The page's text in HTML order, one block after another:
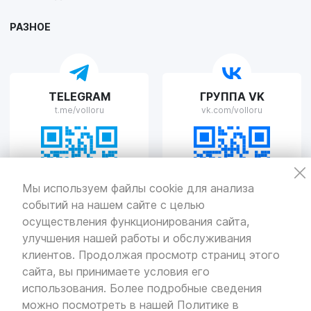
Мы используем файлы cookie для анализа
событий на нашем сайте с целью
осуществления функционирования сайта,
улучшения нашей работы и обслуживания
клиентов. Продолжая просмотр страниц этого
сайта, вы принимаете условия его
использования. Более подробные сведения
можно посмотреть в нашей Политике в
VOLLO Рязань
г. Рязань, улица Островского, д.109/2
Пн-Пт с 9:00 до 20:00, Сб-Вс выходной
VOLLO Тверь
г. Тверь, проспект Николая Корыткова, 17А
Пн-Пт с 9:00 до 19:00 Сб-Вс с 10:00 до 19:00
РАЗНОЕ
TELEGRAM
t.me/volloru
ГРУППА VK
vk.com/volloru
© Все права защищены. Информация сайта защищена законом
Политикаконфиденциальности
Разработкаи продвижение — «SeoOlimp»